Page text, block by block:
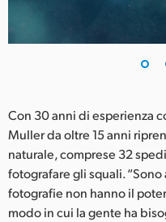
Con 30 anni di esperienza
Muller da oltre 15 anni
naturale, comprese 32
fotografare gli squali.
fotografie non hanno il
modo in cui la gente ha